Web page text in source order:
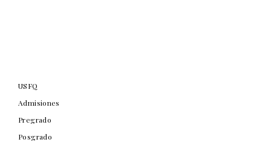
USFQ
Admisiones
Pregrado
Posgrado